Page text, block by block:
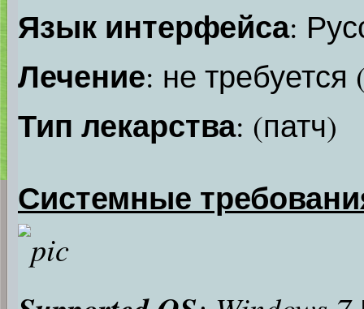
Язык интерфейса:
Лечение: не
Тип лекарства: (патч)
Системные